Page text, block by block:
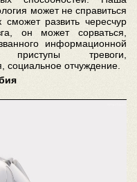
может не справиться
развить чересчур
он может сорваться,
информационной
приступы тревоги,
социальное отчуждение.